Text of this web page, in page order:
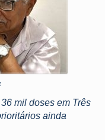
mil doses em Três
ainda